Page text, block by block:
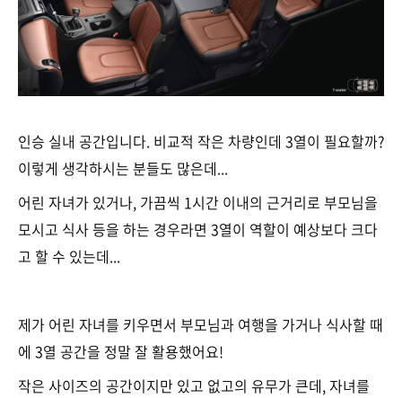
인승 실내 공간입니다. 비교적 작은 차량인데 3열이 필요할까?
이렇게 생각하시는 분들도 많은데...
어린 자녀가 있거나, 가끔씩 1시간 이내의 근거리로 부모님을
모시고 식사 등을 하는 경우라면 3열이 역할이 예상보다 크다
고 할 수 있는데...
제가 어린 자녀를 키우면서 부모님과 여행을 가거나 식사할 때
에 3열 공간을 정말 잘 활용했어요!
작은 사이즈의 공간이지만 있고 없고의 유무가 큰데, 자녀를